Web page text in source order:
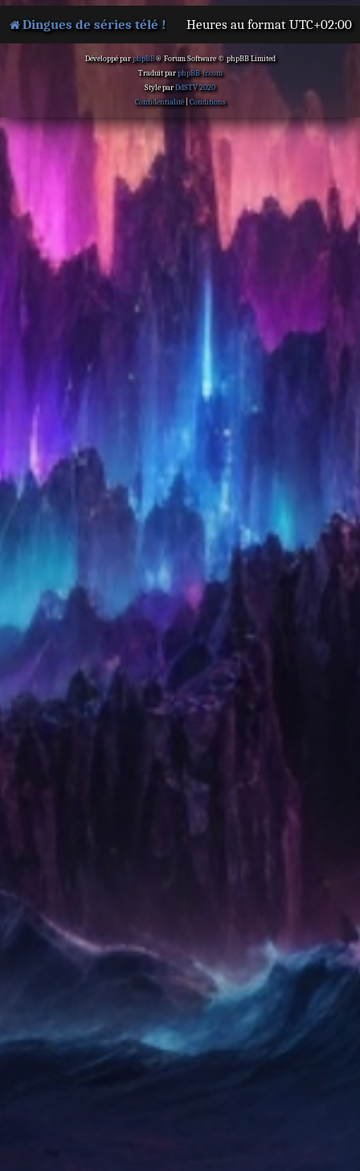
Dingues de séries télé ! Heures au format UTC+02:00
Développé parphpBB® Forum Software © phpBB Limited
Traduit parphpBB-fr.com
Style parDdSTV 2020
Confidentialité| Conditions